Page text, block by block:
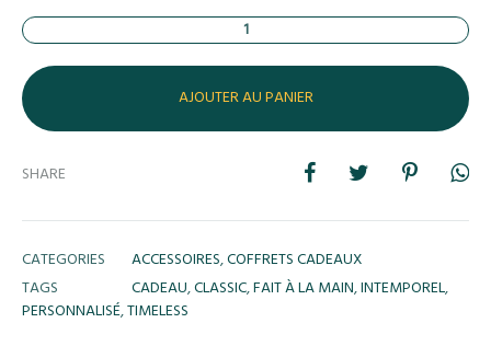
Quantité
AJOUTER AU PANIER
SHARE
CATEGORIES ACCESSOIRES,COFFRETS CADEAUX
TAGS
CADEAU,CLASSIC,FAIT À LA MAIN,INTEMPOREL,
PERSONNALISÉ,TIMELESS